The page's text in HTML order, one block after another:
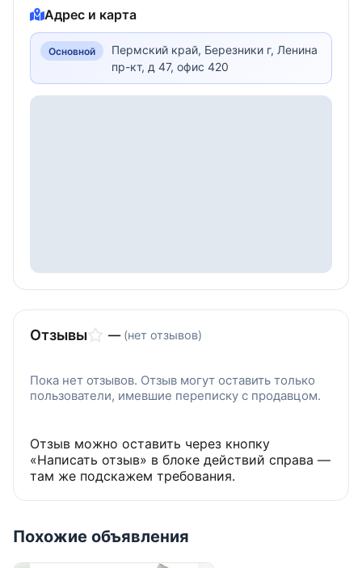
Адрес и карта
Основной
Пермский край, Березники г, Ленина
пр-кт, д 47, офис 420
Отзывы — (нет отзывов)
Пока нет отзывов. Отзыв могут оставить только
пользователи, имевшие переписку с продавцом.
Отзыв можно оставить через кнопку
«Написать отзыв» в блоке действий справа —
там же подскажем требования.
Похожие объявления